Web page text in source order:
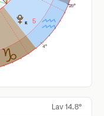
5
4°
29°
Lav 14.8°